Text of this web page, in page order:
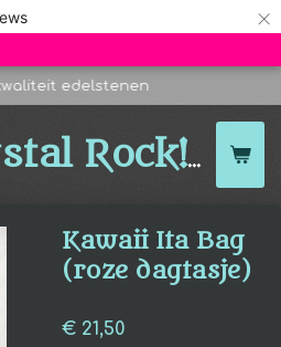
×
Crystal Rock!
edelstenen
Kawaii Ita Bag
(roze dagtasje)
€ 21,50